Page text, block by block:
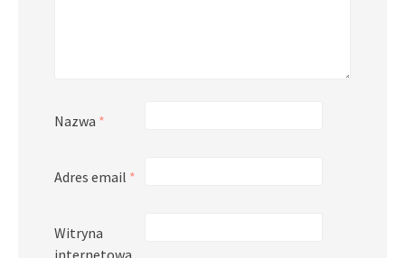
Nazwa *
Adres email *
Witryna
internetowa